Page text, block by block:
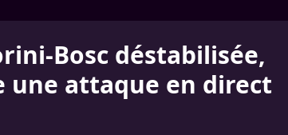
Bosc déstabilisée,
une attaque en direct